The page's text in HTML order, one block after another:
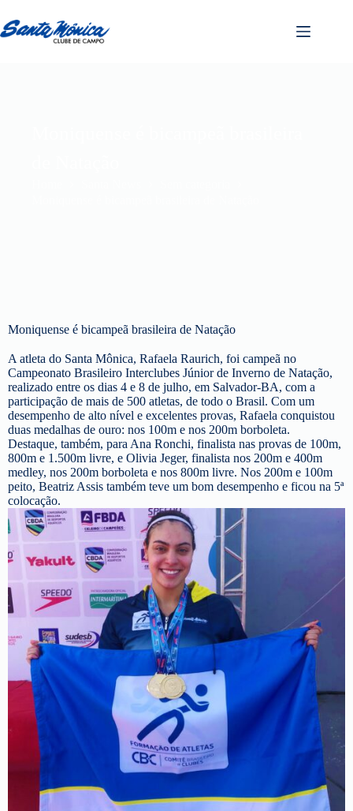
Moniquense é bicampeã brasileira de Natação
A atleta do Santa Mônica, Rafaela Raurich, foi campeã no
Campeonato Brasileiro Interclubes Júnior de Inverno de Natação,
realizado entre os dias 4 e 8 de julho, em Salvador-BA, com a
participação de mais de 500 atletas, de todo o Brasil. Com um
desempenho de alto nível e excelentes provas, Rafaela conquistou
duas medalhas de ouro: nos 100m e nos 200m borboleta.
Destaque, também, para Ana Ronchi, finalista nas provas de 100m,
800m e 1.500m livre, e Olivia Jeger, finalista nos 200m e 400m
medley, nos 200m borboleta e nos 800m livre. Nos 200m e 100m
peito, Beatriz Assis também teve um bom desempenho e ficou na 5ª
colocação.